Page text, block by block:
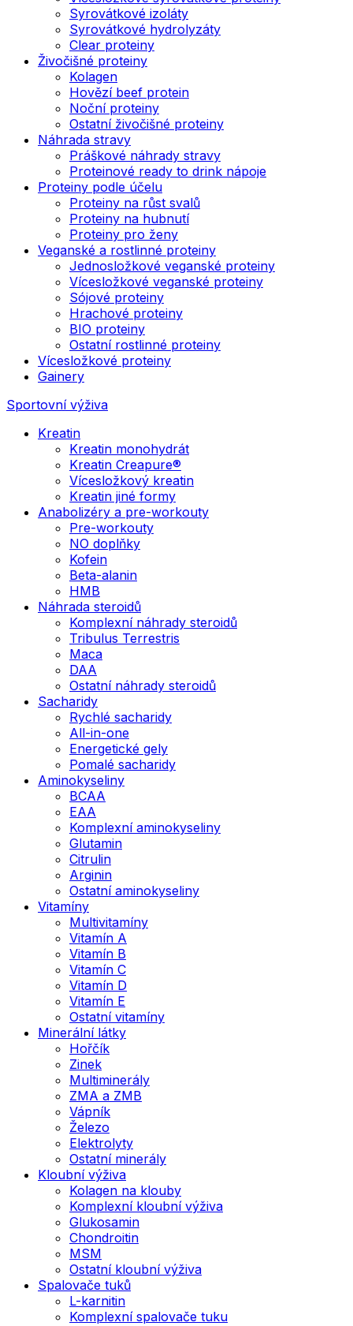
Syrovátkové izoláty
Syrovátkové hydrolyzáty
Clear proteiny
Živočišné proteiny
Kolagen
Hovězí beef protein
Noční proteiny
Ostatní živočišné proteiny
Náhrada stravy
Práškové náhrady stravy
Proteinové ready to drink nápoje
Proteiny podle účelu
Proteiny na růst svalů
Proteiny na hubnutí
Proteiny pro ženy
Veganské a rostlinné proteiny
Jednosložkové veganské proteiny
Vícesložkové veganské proteiny
Sójové proteiny
Hrachové proteiny
BIO proteiny
Ostatní rostlinné proteiny
Vícesložkové proteiny
Gainery
Sportovní výživa
Kreatin
Kreatin monohydrát
Kreatin Creapure®
Vícesložkový kreatin
Kreatin jiné formy
Anabolizéry a pre-workouty
Pre-workouty
NO doplňky
Kofein
Beta-alanin
HMB
Náhrada steroidů
Komplexní náhrady steroidů
Tribulus Terrestris
Maca
DAA
Ostatní náhrady steroidů
Sacharidy
Rychlé sacharidy
All-in-one
Energetické gely
Pomalé sacharidy
Aminokyseliny
BCAA
EAA
Komplexní aminokyseliny
Glutamin
Citrulin
Arginin
Ostatní aminokyseliny
Vitamíny
Multivitamíny
Vitamín A
Vitamín B
Vitamín C
Vitamín D
Vitamín E
Ostatní vitamíny
Minerální látky
Hořčík
Zinek
Multiminerály
ZMA a ZMB
Vápník
Železo
Elektrolyty
Ostatní minerály
Kloubní výživa
Kolagen na klouby
Komplexní kloubní výživa
Glukosamin
Chondroitin
MSM
Ostatní kloubní výživa
Spalovače tuků
L-karnitin
Komplexní spalovače tuku